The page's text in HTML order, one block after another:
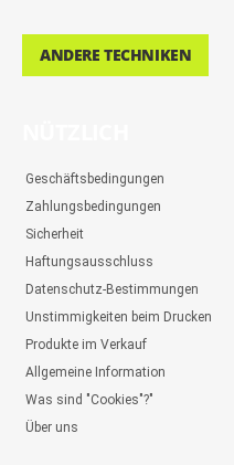
ANDERE TECHNIKEN
Geschäftsbedingungen
Zahlungsbedingungen
Sicherheit
Haftungsausschluss
Datenschutz-Bestimmungen
Unstimmigkeiten beim Drucken
Produkte im Verkauf
Allgemeine Information
Was sind "Cookies"?"
Über uns